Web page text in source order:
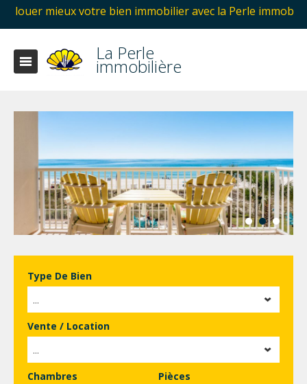
avec la Perle immobilière Hammamet en Tunisie.
La Perle
immobilière
Type De Bien
...
Vente / Location
...
Chambres Pièces